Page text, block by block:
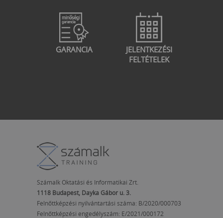
GARANCIA
JELENTKEZÉSI
FELTÉTELEK
Számalk Oktatási és Informatikai Zrt.
1118 Budapest, Dayka Gábor u. 3.
Felnőttképzési nyilvántartási száma: B/2020/000703
Felnőttképzési engedélyszám: E/2021/000172